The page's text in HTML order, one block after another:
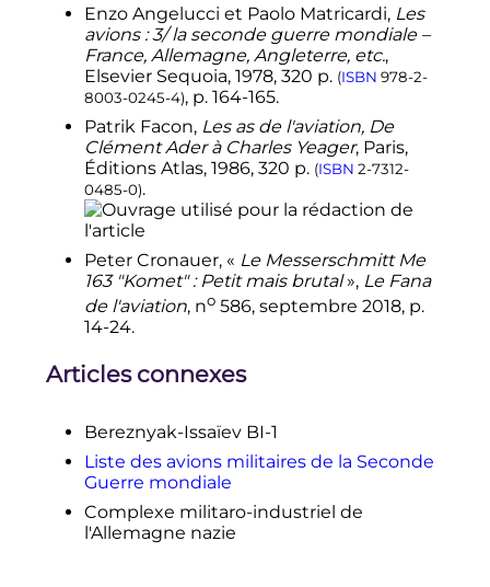
Komet par Tex-Hill - Dailymotion »
[vidéo],Dailymotion,7 janvier 2008
(consulté le6 octobre 2017),5 min 3 s.
Enzo Angelucci et Paolo Matricardi, Les
avions : 3/ la seconde guerre mondiale –
France, Allemagne, Angleterre, etc.,
Elsevier Sequoia, 1978, 320 p. (ISBN 978-2-
8003-0245-4), p.164-165.
Patrik Facon, Les as de l'aviation, De
Clément Ader à Charles Yeager, Paris,
Éditions Atlas, 1986, 320 p. (ISBN 2-7312-
0485-0).
Peter Cronauer, « Le Messerschmitt Me
163 "Komet" : Petit mais brutal», Le Fana
de l'aviation, no586, septembre 2018, p.
14-24.
Articles connexes
Bereznyak-Issaïev BI-1
Liste des avions militaires de la Seconde
Guerre mondiale
Complexe militaro-industriel de
l'Allemagne nazie